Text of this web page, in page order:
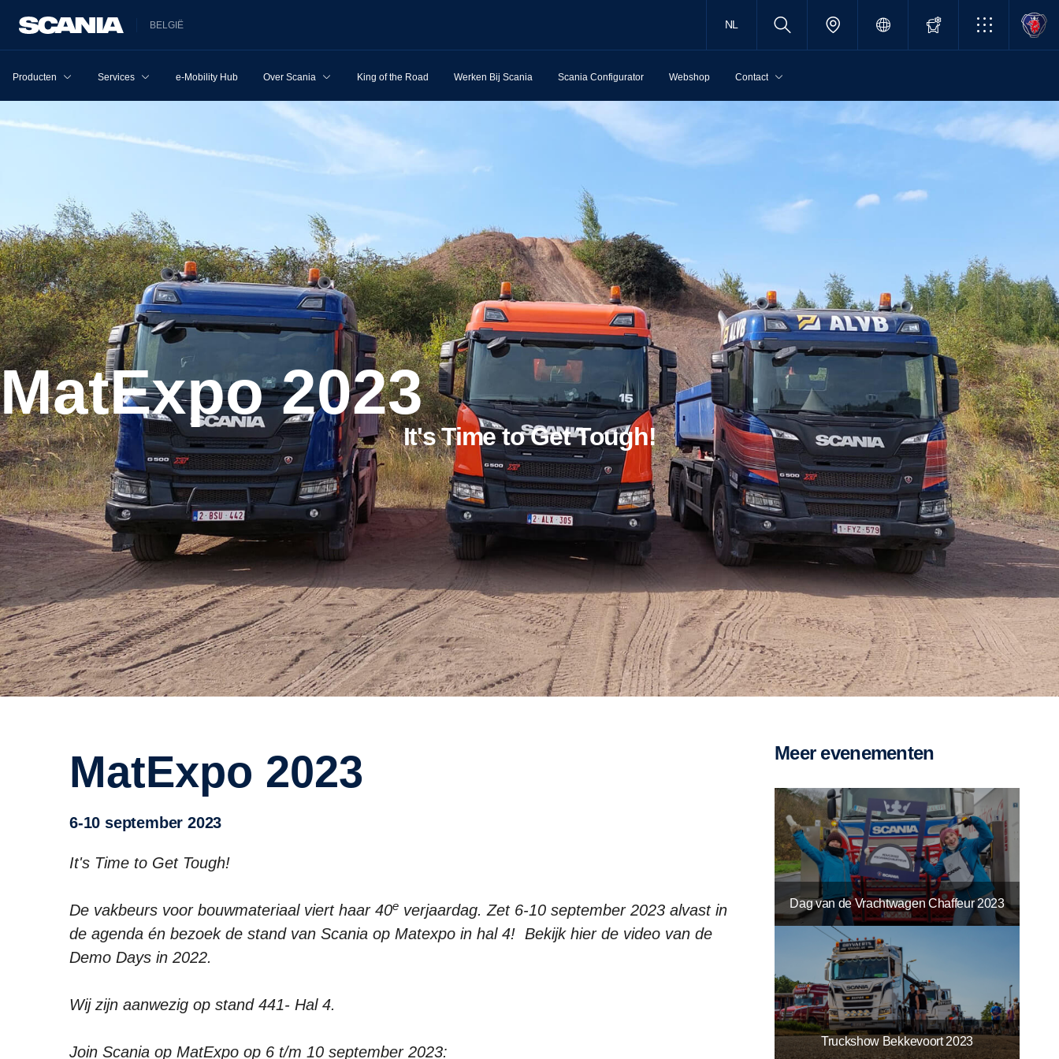
BELGIË NL
Producten Services e-Mobility Hub Over Scania King of the Road Werken Bij Scania Scania Configurator Webshop Contact
MatExpo 2023
It's Time to Get Tough!
MatExpo 2023
6-10 september 2023
It's Time to Get Tough!
De vakbeurs voor bouwmateriaal viert haar 40e verjaardag. Zet 6-10 september 2023 alvast in
de agenda én bezoek de stand van Scania op Matexpo in hal 4! Bekijk hier de video van de
Demo Days in 2022.
Wij zijn aanwezig op stand 441- Hal 4.
Join Scania op MatExpo op 6 t/m 10 september 2023:
Meer evenementen
Dag van de Vrachtwagen Chaffeur 2023
Truckshow Bekkevoort 2023